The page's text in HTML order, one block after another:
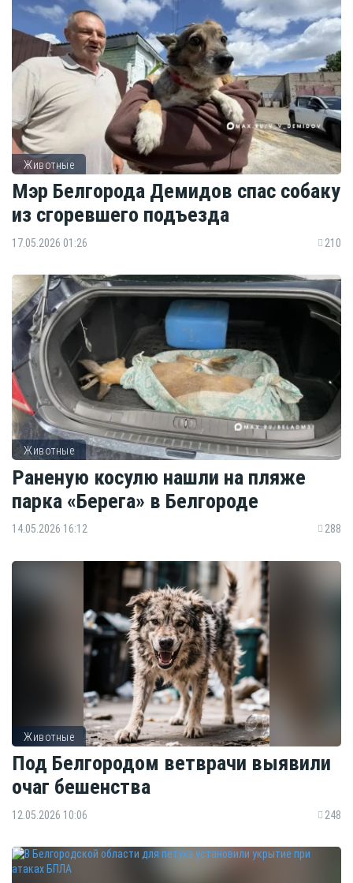
Животные
Мэр Белгорода Демидов спас собаку
из сгоревшего подъезда
17.05.2026 01:26 210
Животные
Раненую косулю нашли на пляже
парка «Берега» в Белгороде
14.05.2026 16:12 288
Животные
Под Белгородом ветврачи выявили
очаг бешенства
12.05.2026 10:06 248